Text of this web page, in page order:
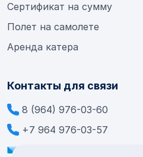
Сертификат на сумму
Полет на самолете
Аренда катера
Контакты для связи
8 (964) 976-03-60
+7 964 976-03-57